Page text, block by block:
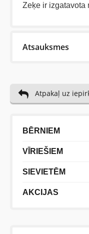
Zeķe ir izgatavota
Atsauksmes
Trešdiena, 03
велосипеде зимой.
Atpakaļ uz
BĒRNIEM
VĪRIEŠIEM
SIEVIETĒM
AKCIJAS